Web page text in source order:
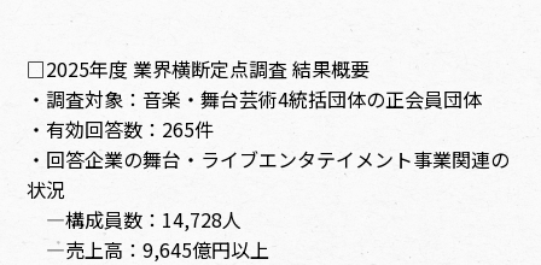
□2025年度 業界横断定点調査 結果概要
・調査対象：音楽・舞台芸術4統括団体の正会員団体
・有効回答数：265件
・回答企業の舞台・ライブエンタテイメント事業関連の
状況
―構成員数：14,728人
―売上高：9,645億円以上